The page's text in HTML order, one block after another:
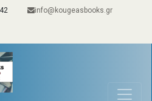
info@kougeasbooks.gr